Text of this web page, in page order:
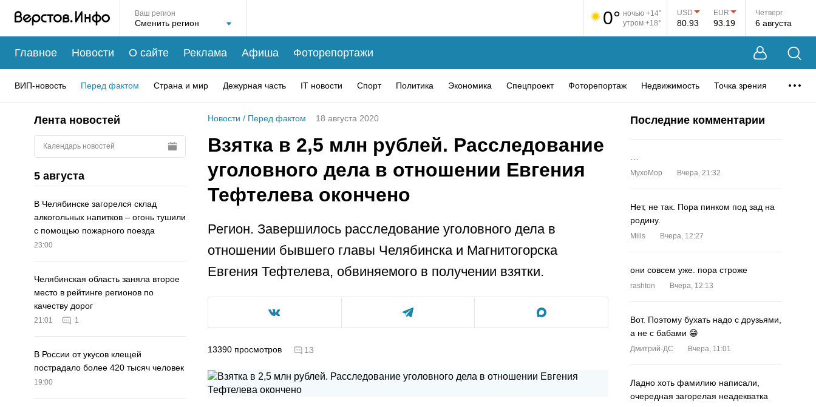
Ваш регион 0° ночью +14°
утром +18°
USD
80.93
EUR
93.19
Четверг
6 августа
Главное Новости О сайте Реклама Афиша Фоторепортажи
ВИП-новость Перед фактом Страна и мир Дежурная часть IT новости Спорт Политика Экономика Спецпроект Фоторепортаж Недвижимость Точка зрения
Лента новостей
Календарь новостей
5 августа
В Челябинске загорелся склад
алкогольных напитков – огонь тушили
с помощью пожарного поезда
23:00
Челябинская область заняла второе
место в рейтинге регионов по
качеству дорог
21:01 1
В России от укусов клещей
пострадало более 420 тысяч человек
19:00
Новости / Перед фактом 18 августа 2020
Взятка в 2,5 млн рублей. Расследование
уголовного дела в отношении Евгения
Тефтелева окончено
Регион. Завершилось расследование уголовного дела в
отношении бывшего главы Челябинска и Магнитогорска
Евгения Тефтелева, обвиняемого в получении взятки.
13390 просмотров 13
Последние комментарии
MyxoMop Вчера, 21:32
Нет, не так. Пора пинком под зад на
родину.
Mills Вчера, 12:27
они совсем уже. пора строже
rashton Вчера, 12:13
Вот. Поэтому бухать надо с друзьями,
а не с бабами 😁
Дмитрий-ДС Вчера, 11:01
Ладно хоть фамилию написали,
очередная загорелая неадекватка